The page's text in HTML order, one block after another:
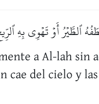
ٱلطَّيۡرُ أَوۡ تَهۡوِي بِهِ
a Al-lah sin
cae del cielo y